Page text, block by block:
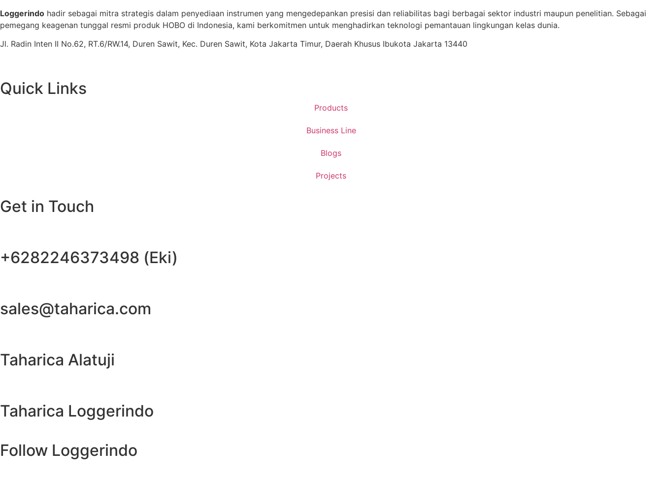
Loggerindo hadir sebagai mitra strategis dalam penyediaan instrumen yang mengedepankan presisi dan reliabilitas bagi berbagai sektor industri maupun penelitian. Sebagai
pemegang keagenan tunggal resmi produk HOBO di Indonesia, kami berkomitmen untuk menghadirkan teknologi pemantauan lingkungan kelas dunia.
Jl. Radin Inten II No.62, RT.6/RW.14, Duren Sawit, Kec. Duren Sawit, Kota Jakarta Timur, Daerah Khusus Ibukota Jakarta 13440
Quick Links
Products
Business Line
Blogs
Projects
Get in Touch
+6282246373498 (Eki)
sales@taharica.com
Taharica Alatuji
Taharica Loggerindo
Follow Loggerindo